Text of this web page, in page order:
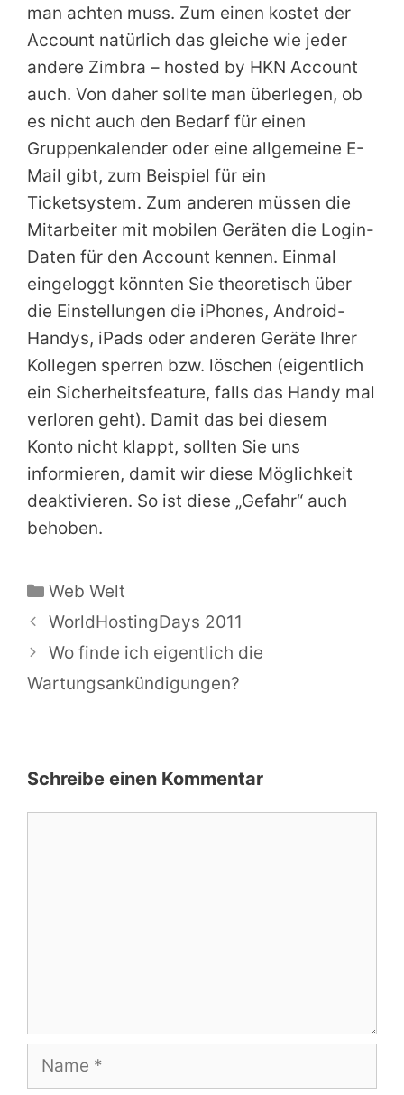
man achten muss. Zum einen kostet der
Account natürlich das gleiche wie jeder
andere Zimbra – hosted by HKN Account
auch. Von daher sollte man überlegen, ob
es nicht auch den Bedarf für einen
Gruppenkalender oder eine allgemeine E-
Mail gibt, zum Beispiel für ein
Ticketsystem. Zum anderen müssen die
Mitarbeiter mit mobilen Geräten die Login-
Daten für den Account kennen. Einmal
eingeloggt könnten Sie theoretisch über
die Einstellungen die iPhones, Android-
Handys, iPads oder anderen Geräte Ihrer
Kollegen sperren bzw. löschen (eigentlich
ein Sicherheitsfeature, falls das Handy mal
verloren geht). Damit das bei diesem
Konto nicht klappt, sollten Sie uns
informieren, damit wir diese Möglichkeit
deaktivieren. So ist diese „Gefahr“ auch
behoben.
Kategorien
Web Welt
WorldHostingDays 2011
Wo finde ich eigentlich die
Wartungsankündigungen?
Schreibe einen Kommentar
Name